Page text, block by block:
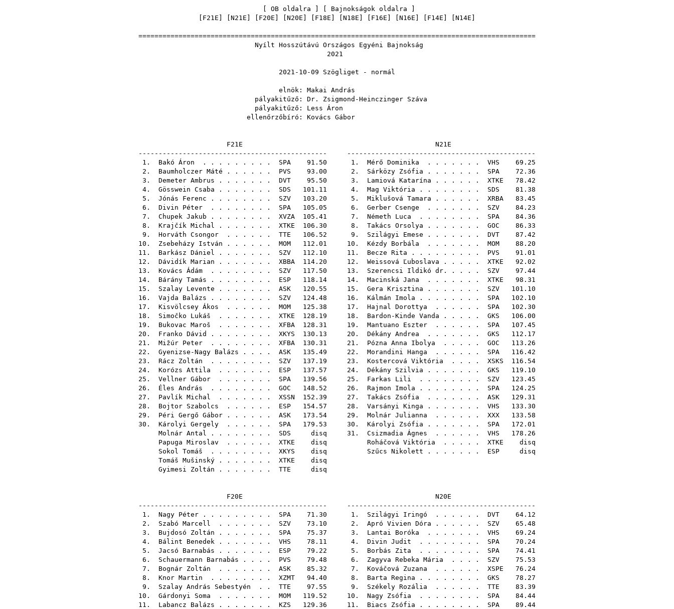
OB oldalra Bajnokságok oldalra
F21E N21E F20E N20E F18E N18E F16E N16E F14E N14E
===================================================================================================
Nyílt Hosszútávú Országos Egyéni Bajnokság
2021
2021-10-09 Szögliget - normál
elnök: Makai András
pályakitűző: Dr. Zsigmond-Heinczinger Száva
pályakitűző: Less Áron
ellenőrzőbíró: Kovács Gábor
F21E N21E
----------------------------------------------- -----------------------------------------------
1. Bakó Áron . . . . . . . . . SPA 91.50 1. Mérő Dominika . . . . . . . VHS 69.25
2. Baumholczer Máté . . . . . . PVS 93.00 2. Sárközy Zsófia . . . . . . . SPA 72.36
3. Demeter Ambrus . . . . . . . DVT 95.50 3. Lamiová Katarína . . . . . . XTKE 78.42
4. Gösswein Csaba . . . . . . . SDS 101.11 4. Mag Viktória . . . . . . . . SDS 81.38
5. Jónás Ferenc . . . . . . . . SZV 103.20 5. Miklušová Tamara . . . . . . XRBA 83.45
6. Divin Péter . . . . . . . . SPA 105.05 6. Gerber Csenge . . . . . . . SZV 84.23
7. Chupek Jakub . . . . . . . . XVZA 105.41 7. Németh Luca . . . . . . . . SPA 84.36
8. Krajčík Michal . . . . . . . XTKE 106.30 8. Takács Orsolya . . . . . . . GOC 86.33
9. Horváth Csongor . . . . . . TTE 106.52 9. Szilágyi Emese . . . . . . . DVT 87.42
10. Zsebeházy István . . . . . . MOM 112.01 10. Kézdy Borbála . . . . . . . MOM 88.20
11. Barkász Dániel . . . . . . . SZV 112.10 11. Becze Rita . . . . . . . . . PVS 91.01
12. Dávidík Marian . . . . . . . XBBA 114.20 12. Weissová Ľuboslava . . . . . XTKE 92.02
13. Kovács Ádám . . . . . . . . SZV 117.50 13. Szerencsi Ildikó dr. . . . . SZV 97.44
14. Bárány Tamás . . . . . . . . ESP 118.14 14. Macinská Jana . . . . . . . XTKE 98.31
15. Szalay Levente . . . . . . . ASK 120.55 15. Gera Krisztina . . . . . . . SZV 101.10
16. Vajda Balázs . . . . . . . . SZV 124.48 16. Kálmán Imola . . . . . . . . SPA 102.10
17. Kisvölcsey Ákos . . . . . . MOM 125.38 17. Hajnal Dorottya . . . . . . SPA 102.30
18. Simočko Lukáš . . . . . . . XTKE 128.19 18. Bardon-Kinde Vanda . . . . . GKS 106.00
19. Bukovac Maroš . . . . . . . XFBA 128.31 19. Mantuano Eszter . . . . . . SPA 107.45
20. Franko Dávid . . . . . . . . XKYS 130.13 20. Dékány Andrea . . . . . . . GKS 112.17
21. Mižúr Peter . . . . . . . . XFBA 130.31 21. Pózna Anna Ibolya . . . . . GOC 113.26
22. Gyenizse-Nagy Balázs . . . . ASK 135.49 22. Morandini Hanga . . . . . . SPA 116.42
23. Rácz Zoltán . . . . . . . . SZV 137.19 23. Kostercová Viktória . . . . XSKS 116.54
24. Korózs Attila . . . . . . . ESP 137.57 24. Dékány Szilvia . . . . . . . GKS 119.10
25. Vellner Gábor . . . . . . . SPA 139.56 25. Farkas Lili . . . . . . . . SZV 123.45
26. Éles András . . . . . . . . GOC 148.52 26. Rajmon Imola . . . . . . . . SPA 124.25
27. Pavlík Michal . . . . . . . XSSN 152.39 27. Takács Zsófia . . . . . . . ASK 129.31
28. Bojtor Szabolcs . . . . . . ESP 154.57 28. Varsányi Kinga . . . . . . . VHS 133.30
29. Péri Gergő Gábor . . . . . . ASK 173.54 29. Molnár Julianna . . . . . . XXX 133.58
30. Károlyi Gergely . . . . . . SPA 179.53 30. Károlyi Zsófia . . . . . . . SPA 172.01
Molnár Antal . . . . . . . . SDS disq 31. Csizmadia Ágnes . . . . . . VHS 178.26
Papuga Miroslav . . . . . . XTKE disq Roháčová Viktória . . . . . XTKE disq
Sokol Tomáš . . . . . . . . XKYS disq Szűcs Nikolett . . . . . . . ESP disq
Tomáš Mušinský . . . . . . . XTKE disq
Gyimesi Zoltán . . . . . . . TTE disq
F20E N20E
----------------------------------------------- -----------------------------------------------
1. Nagy Péter . . . . . . . . . SPA 71.30 1. Szilágyi Iringó . . . . . . DVT 64.12
2. Szabó Marcell . . . . . . . SZV 73.10 2. Apró Vivien Dóra . . . . . . SZV 65.48
3. Bujdosó Zoltán . . . . . . . SPA 75.37 3. Lantai Boróka . . . . . . . VHS 69.24
4. Bálint Benedek . . . . . . . VHS 78.11 4. Divin Judit . . . . . . . . SPA 70.24
5. Jacsó Barnabás . . . . . . . ESP 79.22 5. Borbás Zita . . . . . . . . SPA 74.41
6. Schauermann Barnabás . . . . PVS 79.48 6. Zagyva Rebeka Mária . . . . SZV 75.53
7. Bognár Zoltán . . . . . . . ASK 85.32 7. Kováčová Zuzana . . . . . . XSPE 76.24
8. Knor Martin . . . . . . . . XZMT 94.40 8. Barta Regina . . . . . . . . GKS 78.27
9. Szalay András Sebestyén . . TTE 97.55 9. Székely Rozália . . . . . . TTE 83.39
10. Gárdonyi Soma . . . . . . . MOM 119.52 10. Nagy Zsófia . . . . . . . . SPA 84.44
11. Labancz Balázs . . . . . . . KZS 129.36 11. Biacs Zsófia . . . . . . . . SPA 89.44